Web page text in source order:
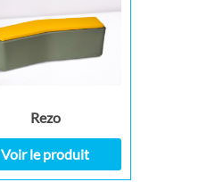
Rezo
Voir le produit